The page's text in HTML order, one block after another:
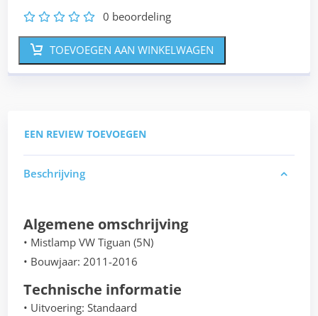
5
4
3
2 0 beoordeling
TOEVOEGEN AAN WINKELWAGEN
EEN REVIEW TOEVOEGEN
Beschrijving
Algemene omschrijving
• Mistlamp VW Tiguan (5N)
• Bouwjaar: 2011-2016
Technische informatie
• Uitvoering: Standaard